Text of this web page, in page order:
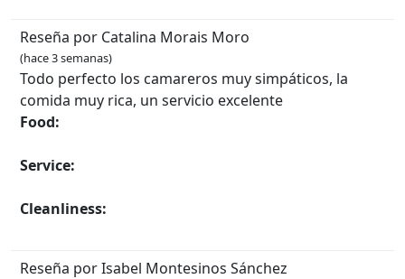
Reseña por Catalina Morais Moro
(hace 3 semanas)
Todo perfecto los camareros muy simpáticos, la
comida muy rica, un servicio excelente
Food:
Service:
Cleanliness:
Reseña por Isabel Montesinos Sánchez